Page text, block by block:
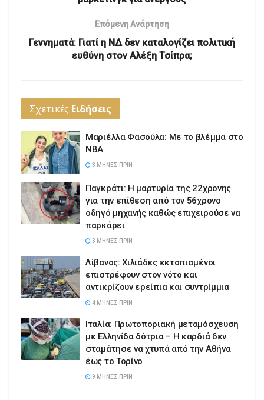
Επόμενη Ανάρτηση
Γεννηματά: Γιατί η ΝΔ δεν καταλογίζει πολιτική
ευθύνη στον Αλέξη Τσίπρα;
Σχετικές Ειδήσεις
Μαριέλλα Φασούλα: Με το βλέμμα στο
NBA
3 ΜΉΝΕΣ ΠΡΙΝ
Παγκράτι: Η μαρτυρία της 22χρονης
για την επίθεση από τον 56χρονο
οδηγό μηχανής καθώς επιχειρούσε να
παρκάρει
3 ΜΉΝΕΣ ΠΡΙΝ
Λίβανος: Χιλιάδες εκτοπισμένοι
επιστρέφουν στον νότο και
αντικρίζουν ερείπια και συντρίμμια
4 ΜΉΝΕΣ ΠΡΙΝ
Ιταλία: Πρωτοποριακή μεταμόσχευση
με Ελληνίδα δότρια – Η καρδιά δεν
σταμάτησε να χτυπά από την Αθήνα
έως το Τορίνο
9 ΜΉΝΕΣ ΠΡΙΝ